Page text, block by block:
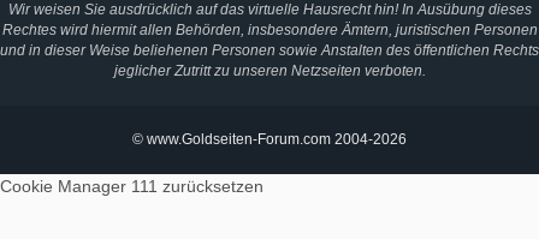
Wir weisen Sie ausdrücklich auf das virtuelle Hausrecht hin! In Ausübung dieses
Rechtes wird hiermit allen Behörden, insbesondere Ämtern, juristischen Personen
und in dieser Weise beliehenen Personen sowie Anstalten des öffentlichen Rechts
jeglicher Zutritt zu unseren Netzseiten verboten.
© www.Goldseiten-Forum.com 2004-2026
Cookie Manager 111 zurücksetzen